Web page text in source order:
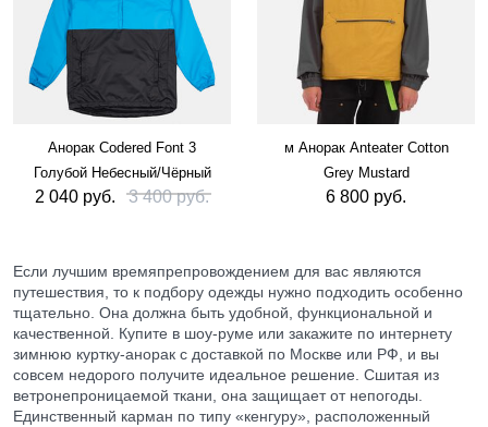
Анорак Codered Font 3
Голубой Небесный/Чёрный
2 040 руб. 3 400 руб.
м Анорак Anteater Cotton
Grey Mustard
6 800 руб.
Если лучшим времяпрепровождением для вас являются
путешествия, то к подбору одежды нужно подходить особенно
тщательно. Она должна быть удобной, функциональной и
качественной. Купите в шоу-руме или закажите по интернету
зимнюю куртку-анорак с доставкой по Москве или РФ, и вы
совсем недорого получите идеальное решение. Сшитая из
ветронепроницаемой ткани, она защищает от непогоды.
Единственный карман по типу «кенгуру», расположенный